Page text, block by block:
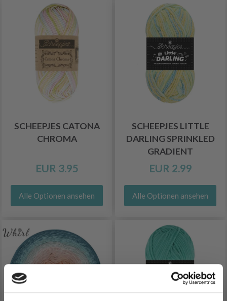
SCHEEPJES CATONA
CHROMA
EUR 3.95
Alle Optionen ansehen
SCHEEPJES LITTLE
DARLING SPRINKLED
GRADIENT
EUR 2.99
Alle Optionen ansehen